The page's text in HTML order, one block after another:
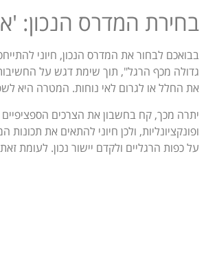
בחירת המדרס הנכון:
בבואכם לבחור את המדרס הנכון, חיוני
גדולה מכף הרגל", תוך שימת דגש על
את החלל או לגרום לאי נוחות. המטרה היא
יתרה מכך, קח בחשבון את הצרכים
ופונקציונליות, ולכן חיוני להתאים את
על כפות הרגליים ולקדם יישור נכון. לעומת